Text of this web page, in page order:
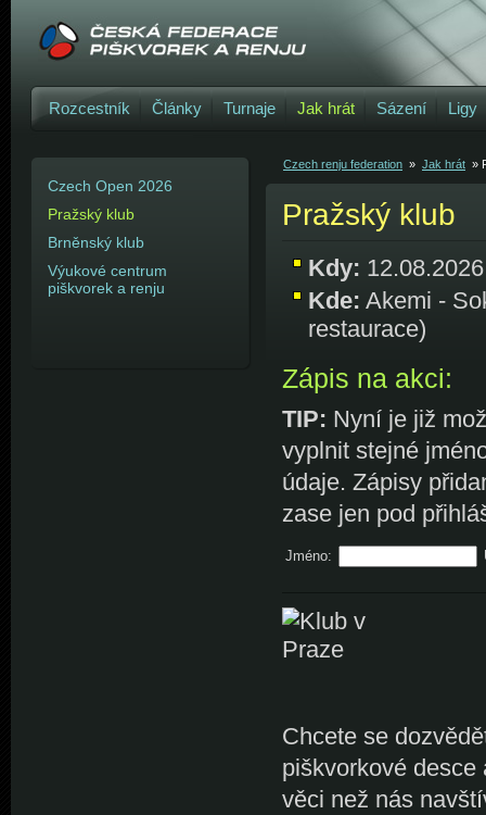
Pražský klub
Kdy:
Kde: Akemi -
restaurace)
Zápis na akci:
TIP: Nyní je již
vyplnit stejné
údaje. Zápisy
zase jen pod
Jméno:
Chcete se
piškvorkové
věci než nás
Czech Open 2026
Pražský klub
Brněnský klub
Výukové centrum
piškvorek a renju
Czech renju federation » Jak hrát »
Rozcestník Články Turnaje Jak hrát Sázení Ligy